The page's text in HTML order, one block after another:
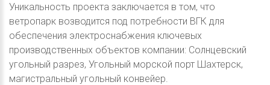
Уникальность проекта заключается в том, что
ветропарк возводится под потребности ВГК для
обеспечения электроснабжения ключевых
производственных объектов компании: Солнцевский
угольный разрез, Угольный морской порт Шахтерск,
магистральный угольный конвейер.